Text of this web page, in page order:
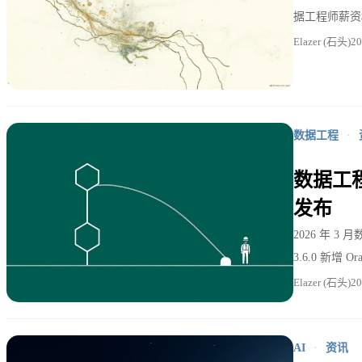
据工程师薪
Elazer (石头)
数据工程 ·
数据工
发布
2026 年 3 月
3.6.0 新增
Elazer (石头)
AI · 资讯